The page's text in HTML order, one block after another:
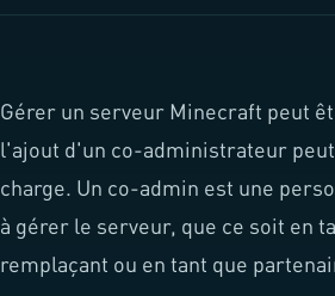
Gérer un serveur Minecraft peut
l'ajout d'un co-administrateur
charge. Un co-admin est une
à gérer le serveur, que ce soit en
remplaçant ou en tant que